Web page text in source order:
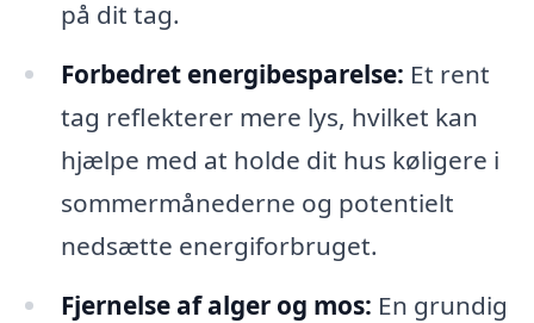
på dit tag.
Forbedret energibesparelse: Et rent
tag reflekterer mere lys, hvilket kan
hjælpe med at holde dit hus køligere i
sommermånederne og potentielt
nedsætte energiforbruget.
Fjernelse af alger og mos: En grundig